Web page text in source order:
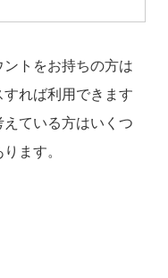
トをお持ちの方は
れば利用できます
ている方はいくつ
ます。